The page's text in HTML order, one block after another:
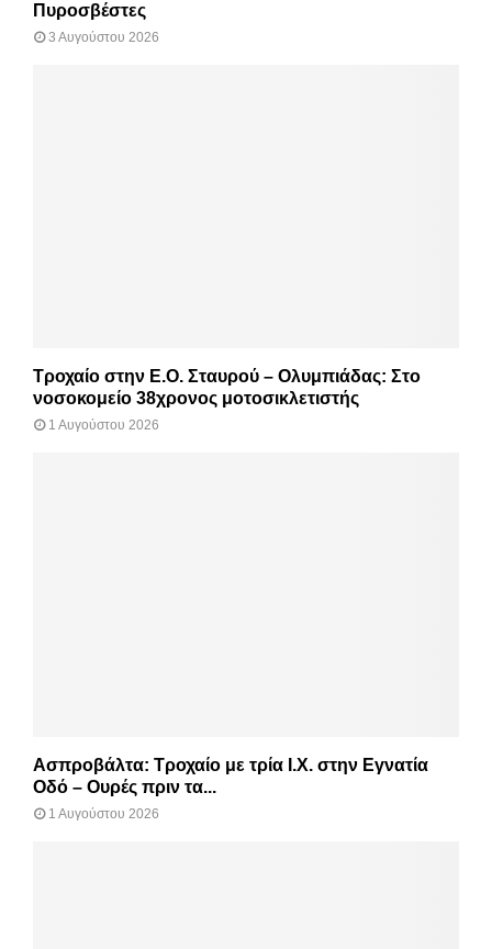
Πυροσβέστες
3 Αυγούστου 2026
Τροχαίο στην Ε.Ο. Σταυρού – Ολυμπιάδας: Στο
νοσοκομείο 38χρονος μοτοσικλετιστής
1 Αυγούστου 2026
Ασπροβάλτα: Τροχαίο με τρία Ι.Χ. στην Εγνατία
Οδό – Ουρές πριν τα...
1 Αυγούστου 2026